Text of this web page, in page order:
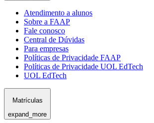
Atendimento a alunos
Sobre a FAAP
Fale conosco
Central de Dúvidas
Para empresas
Políticas de Privacidade FAAP
Políticas de Privacidade UOL EdTech
UOL EdTech
Matrículas
expand_more